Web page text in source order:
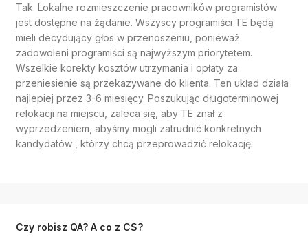
Tak. Lokalne rozmieszczenie pracowników programistów
jest dostępne na żądanie. Wszyscy programiści TE będą
mieli decydujący głos w przenoszeniu, ponieważ
zadowoleni programiści są najwyższym priorytetem.
Wszelkie korekty kosztów utrzymania i opłaty za
przeniesienie są przekazywane do klienta. Ten układ działa
najlepiej przez 3-6 miesięcy. Poszukując długoterminowej
relokacji na miejscu, zaleca się, aby TE znał z
wyprzedzeniem, abyśmy mogli zatrudnić konkretnych
kandydatów , którzy chcą przeprowadzić relokację.
Czy robisz QA? A co z CS?